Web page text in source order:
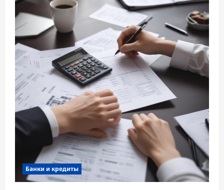
Банки и кредиты